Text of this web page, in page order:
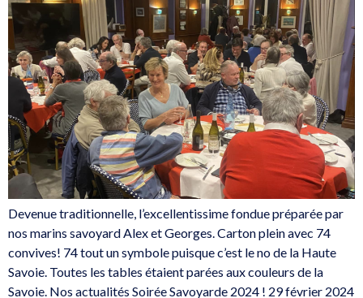
Devenue traditionnelle, l’excellentissime fondue préparée par
nos marins savoyard Alex et Georges. Carton plein avec 74
convives! 74 tout un symbole puisque c’est le no de la Haute
Savoie. Toutes les tables étaient parées aux couleurs de la
Savoie. Nos actualités Soirée Savoyarde 2024 ! 29 février 2024